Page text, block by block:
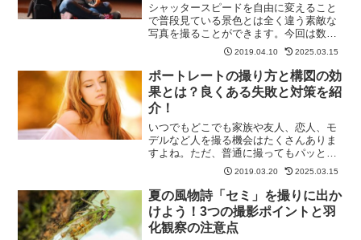
シャッタースピードを自由に変えること
で普段見ている景色とは全く違う素敵な
写真を撮ることができます。今回は数あ
る撮り方の中でもシャッタースピードを
遅くすることで星空や水の流れを特長帝
に写す方法について紹介していきます。
長時間露出の撮影のポイン...
2019.04.10 2025.03.15
ポートレートの撮り方と構図の効
果とは？良くある失敗と対策を紹
介！
いつでもどこでも家族や友人、恋人、モ
デルなど人を撮る機会はたくさんありま
すよね。ただ、普通に撮ってもパッとし
ない写真になったり、最近はスマホの性
能も良くなっているのでスマホと撮った
のとあまり変わらなかったりします。そ
こで、今回はポートレート...
2019.03.20 2025.03.15
夏の風物詩「セミ」を撮りに出か
けよう！3つの撮影ポイントと羽
化観察の注意点